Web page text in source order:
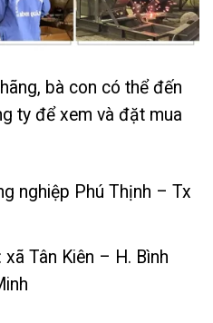
bà con có thể đến
ty để xem và đặt mua
nghiệp Phú Thịnh – Tx
xã Tân Kiên – H. Bình